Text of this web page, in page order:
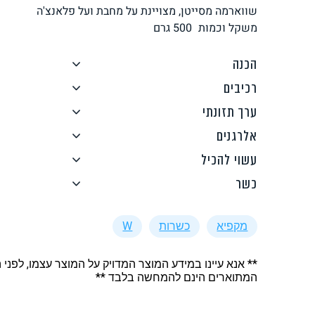
לחם, עוגות, מאפים גלידות טבעוניות
ממרחים ורטבים גיפט קארד
איטלקי אסייתי
שווארמה מסייטן, מצויינת על מחבת ועל פלאנצ'ה
משקל וכמות
גרם
הכנה
רכיבים
ערך תזונתי
אלרגנים
עשוי להכיל
כשר
מקפיא כשרות W
** אנא עיינו במידע המוצר המדויק על המוצר עצמו,
המתוארים הינם להמחשה בלבד **